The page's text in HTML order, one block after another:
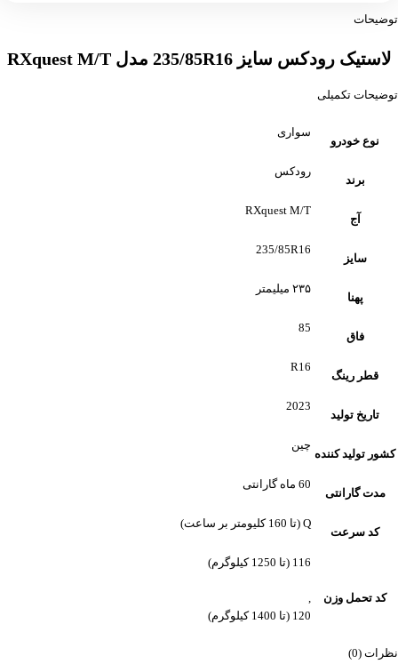
توضیحات
لاستیک رودکس سایز 235/85R16 مدل RXquest M/T
توضیحات تکمیلی
نوع خودرو
سواری
برند
رودکس
آج
RXquest M/T
سایز
235/85R16
پهنا
۲۳۵ میلیمتر
فاق
85
قطر رینگ
R16
تاریخ تولید
2023
کشور تولید کننده
چین
مدت گارانتی
60 ماه گارانتی
کد سرعت
Q (تا 160 کلیومتر بر ساعت)
کد تحمل وزن
116 (تا 1250 کیلوگرم)
,
120 (تا 1400 کیلوگرم)
نظرات (0)